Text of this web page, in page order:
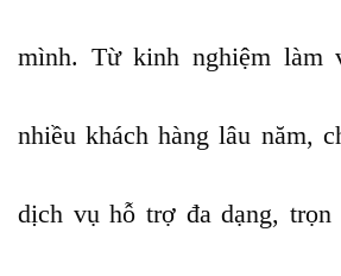
mình. Từ kinh nghiệm làm
nhiều khách hàng lâu năm,
dịch vụ hỗ trợ đa dạng,